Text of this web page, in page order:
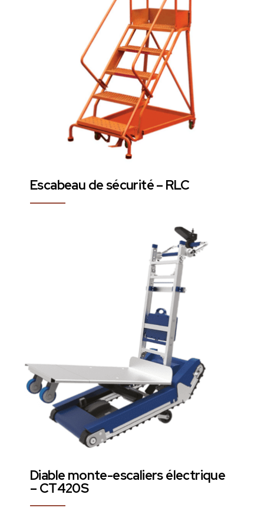
Escabeau de sécurité – RLC
Diable monte-escaliers électrique
– CT420S